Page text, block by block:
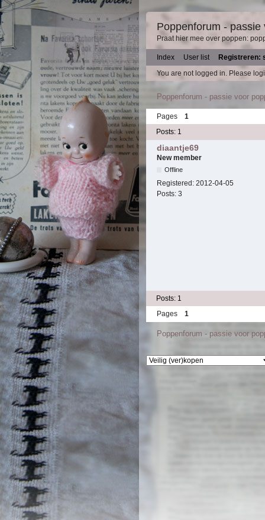
Poppenforum - passie
Praat hier mee over poppen:
Index User list
Registreren:
You are not logged in. Please
Poppenforum - passie voor
Pages
1
Posts: 1
diaantje69
New member
Offline
Registered: 2012-04-05
Posts: 3
Posts: 1
Pages
1
Poppenforum - passie voor